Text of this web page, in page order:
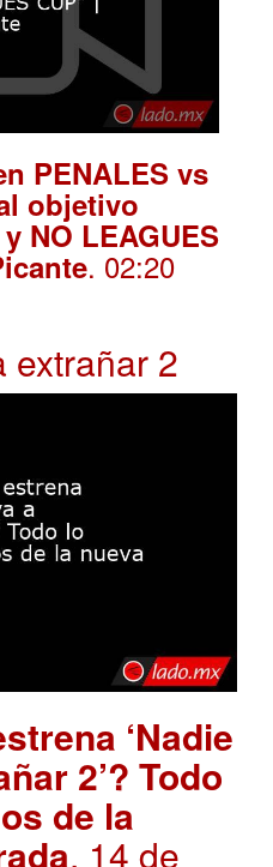
PENALES vs
objetivo
NO LEAGUES
. 02:20
extrañar 2
‘Nadie
2’? Todo
de la
. 14 de